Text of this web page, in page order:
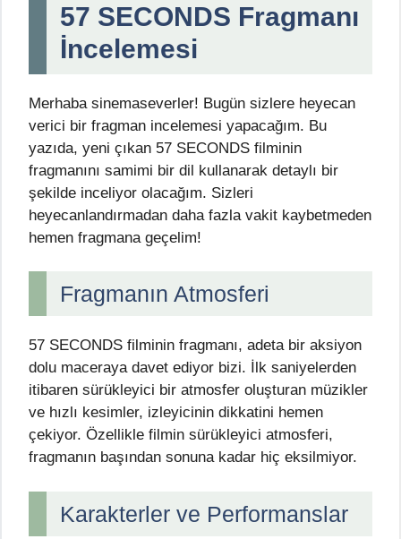
57 SECONDS Fragmanı
İncelemesi
Merhaba sinemaseverler! Bugün sizlere heyecan
verici bir fragman incelemesi yapacağım. Bu
yazıda, yeni çıkan 57 SECONDS filminin
fragmanını samimi bir dil kullanarak detaylı bir
şekilde inceliyor olacağım. Sizleri
heyecanlandırmadan daha fazla vakit kaybetmeden
hemen fragmana geçelim!
Fragmanın Atmosferi
57 SECONDS filminin fragmanı, adeta bir aksiyon
dolu maceraya davet ediyor bizi. İlk saniyelerden
itibaren sürükleyici bir atmosfer oluşturan müzikler
ve hızlı kesimler, izleyicinin dikkatini hemen
çekiyor. Özellikle filmin sürükleyici atmosferi,
fragmanın başından sonuna kadar hiç eksilmiyor.
Karakterler ve Performanslar